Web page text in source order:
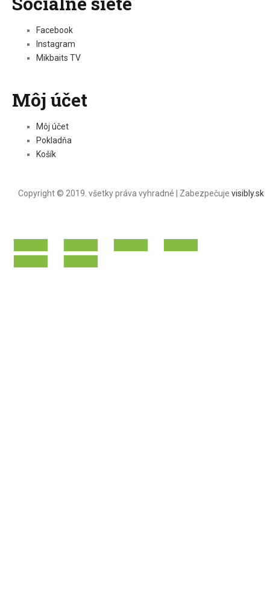
Facebook
Instagram
Mikbaits TV
Môj účet
Môj účet
Pokladňa
Košík
Copyright © 2019. všetky práva vyhradné | Zabezpečuje visibly.sk